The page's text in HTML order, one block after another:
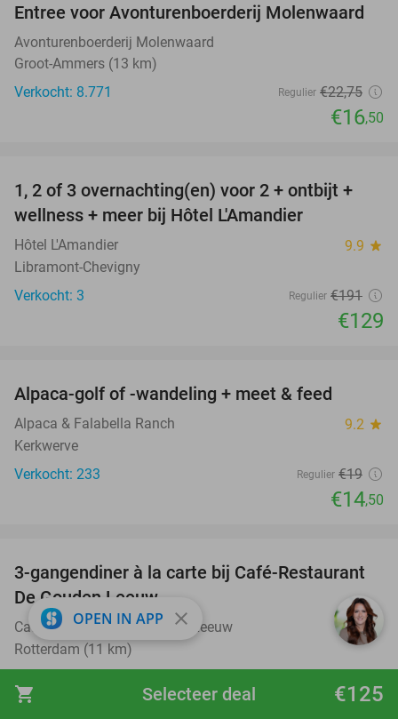
shopping_cart €125
Selecteer deal
27%
Entree voor Avonturenboerderij Molenwaard
Avonturenboerderij Molenwaard
Groot-Ammers (13 km)
Verkocht: 8.771
Regulier €22,75
€16,50
32%
TODAY
1, 2 of 3 overnachting(en) voor 2 + ontbijt +
wellness + meer bij Hôtel L'Amandier
Hôtel L'Amandier 9.9 star
Libramont-Chevigny
Verkocht: 3
Regulier €191
€129
Alpaca-golf of -wandeling + meet & feed
Alpaca & Falabella Ranch 9.2 star
Kerkwerve
Verkocht: 233
Regulier €19
€14,50
43%
3-gangendiner à la carte bij Café-Restaurant
De Gouden Leeuw
Café-Restaurant De Gouden Leeuw 9.9star
Rotterdam (11 km)
€21,50
OPEN IN APP close